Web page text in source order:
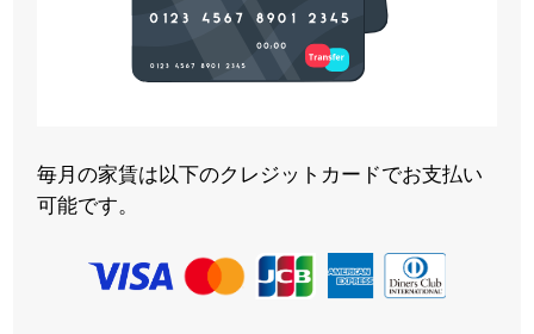
毎月の家賃は以下のクレジットカードでお支払い
可能です。